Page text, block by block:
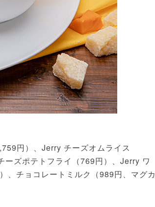
円）、Jerry チーズオムライス
ズポテトフライ（769円）、Jerry ワ
、チョコレートミルク（989円、マグカ